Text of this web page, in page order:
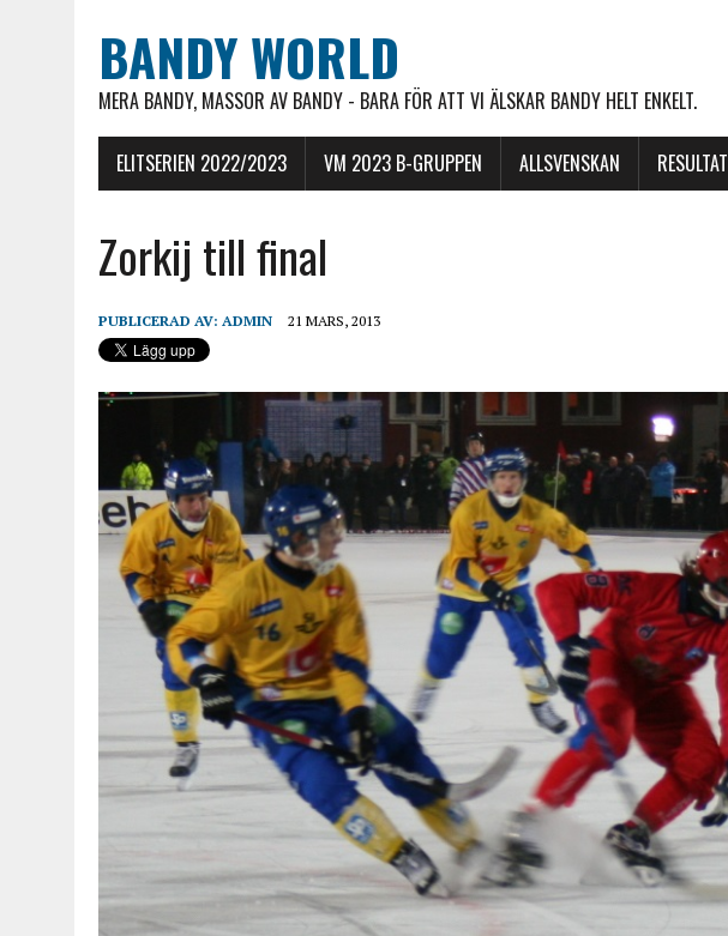
BANDY WORLD
MERA BANDY, MASSOR AV BANDY - BARA FÖR ATT VI ÄLSKAR BANDY HELT ENKELT.
ELITSERIEN 2022/2023 VM 2023 B-GRUPPEN ALLSVENSKAN RESULTAT
Zorkij till final
PUBLICERAD AV: ADMIN 21 MARS, 2013